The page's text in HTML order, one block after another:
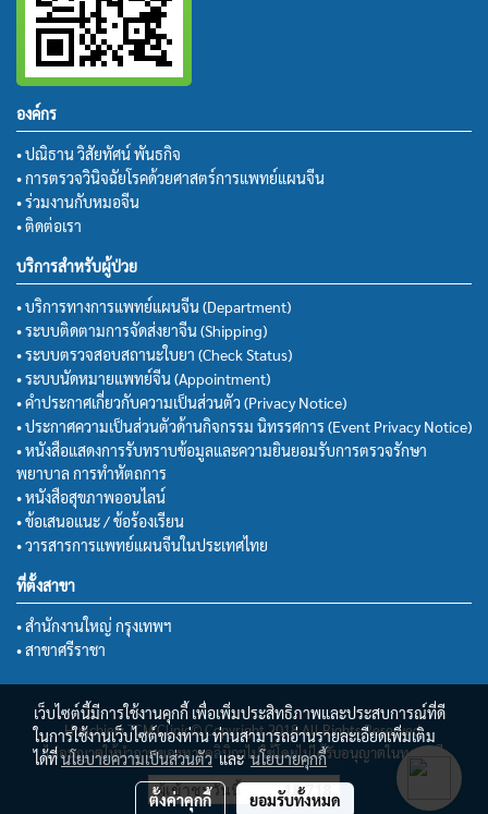
องค์กร
• ปณิธาน วิสัยทัศน์ พันธกิจ
• การตรวจวินิจฉัยโรคด้วยศาสตร์การแพทย์แผนจีน
• ร่วมงานกับหมอจีน
• ติดต่อเรา
บริการสำหรับผู้ป่วย
• บริการทางการแพทย์แผนจีน (Department)
• ระบบติดตามการจัดส่งยาจีน (Shipping)
• ระบบตรวจสอบสถานะใบยา (Check Status)
• ระบบนัดหมายแพทย์จีน (Appointment)
• คำประกาศเกี่ยวกับความเป็นส่วนตัว (Privacy Notice)
• ประกาศความเป็นส่วนตัวด้านกิจกรรม นิทรรศการ (Event Privacy Notice)
• หนังสือแสดงการรับทราบข้อมูลและความยินยอมรับการตรวจรักษา
พยาบาล การทำหัตถการ
• หนังสือสุขภาพออนไลน์
• ข้อเสนอแนะ / ข้อร้องเรียน
• วารสารการแพทย์แผนจีนในประเทศไทย
ที่ตั้งสาขา
• สำนักงานใหญ่ กรุงเทพฯ
• สาขาศรีราชา
Huachiew TCM Clinic© Copyright 2018 All Rights Reserved.
ไม่อนุญาตให้นำภาพของทางคลินิกฯไปใช้โดยไม่ได้รับอนุญาตในทุกกรณี
ผู้เข้าชมวันนี้ 18,718
เว็บไซต์นี้มีการใช้งานคุกกี้ เพื่อเพิ่มประสิทธิภาพและประสบการณ์ที่ดี
ในการใช้งานเว็บไซต์ของท่าน ท่านสามารถอ่านรายละเอียดเพิ่มเติม
ได้ที่นโยบายความเป็นส่วนตัวและนโยบายคุกกี้
ตั้งค่าคุกกี้ ยอมรับทั้งหมด